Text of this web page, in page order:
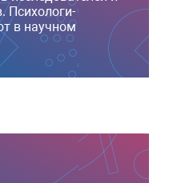
Психологи-
в научном